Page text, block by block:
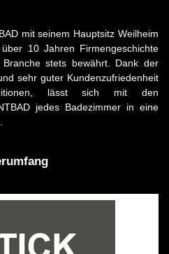
mit seinem Hauptsitz Weilheim
10 Jahren Firmengeschichte
stets bewährt. Dank der
sehr guter Kundenzufriedenheit
lässt sich mit den
jedes Badezimmer in eine